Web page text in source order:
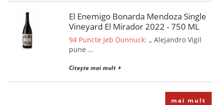
El Enemigo Bonarda Mendoza Single
Vineyard El Mirador 2022 - 750 ML
94 Puncte Jeb Dunnuck: „ Alejandro Vigil
pune ...
Citește mai mult
mai mult